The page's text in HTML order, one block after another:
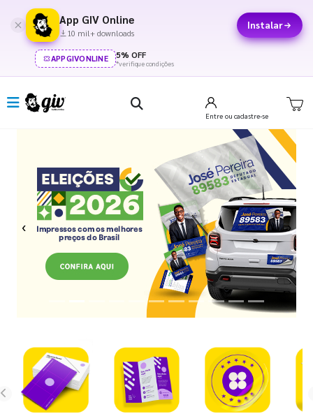
App GIV Online
10 mil+ downloads
Instalar
APPGIVONLINE 5% OFF
*verifique condições
Entre ou cadastre-se
Previous Next